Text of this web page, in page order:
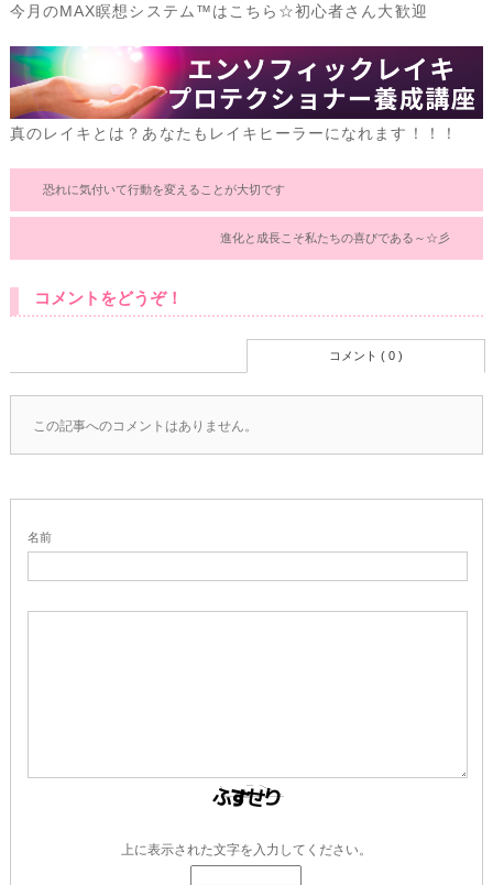
今月のMAX瞑想システム™はこちら☆初心者さん大歓迎
真のレイキとは？あなたもレイキヒーラーになれます！！！
恐れに気付いて行動を変えることが大切です
進化と成長こそ私たちの喜びである～☆彡
コメントをどうぞ！
コメント ( 0 )
この記事へのコメントはありません。
名前
上に表示された文字を入力してください。